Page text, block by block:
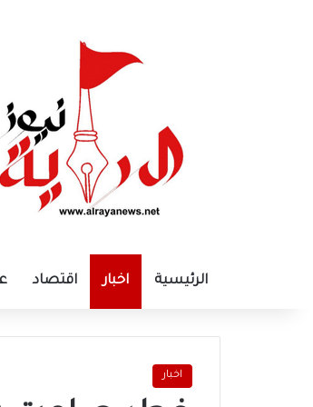
الرئيسية اخبار اقتصاد
اخبار